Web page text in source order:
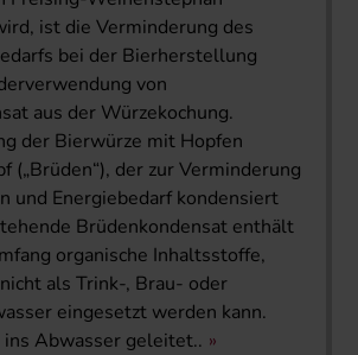
ist die Verminderung des
bei der Bierherstellung
von
aus der Würzekochung.
der Bierwürze mit Hopfen
(„Brüden“), der zur Verminderung
und Energiebedarf kondensiert
Brüdenkondensat enthält
organische Inhaltsstoffe,
als Trink-, Brau- oder
eingesetzt werden kann.
Abwasser geleitet..